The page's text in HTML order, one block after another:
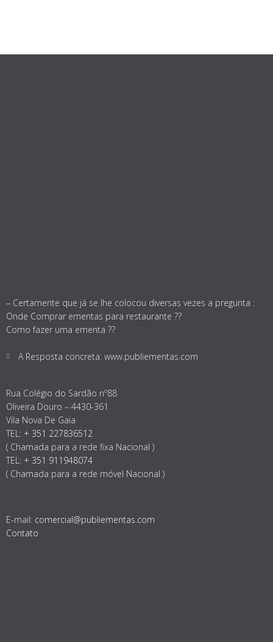
– Certamente que já se lhe colocou diversas vezes a pregunta :
Onde Comprar ementas para restaurante ??
Como fazer uma ementa ??
A Resposta concreta: www.publiementas.com
Rua Colégio do Sardão nº88
Oliveira Douro – 4430-361
Vila Nova De Gaia
TEL: + 351 227836512
( Chamada para a rede fixa Nacional )
TEL: + 351 911948074
( Chamada para a rede móvel Nacional )
E-mail: comercial@publiementas.com
Contato